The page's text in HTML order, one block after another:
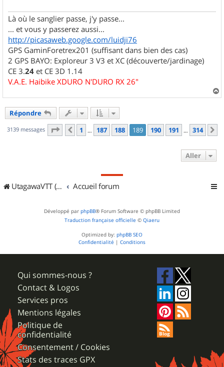
Là où le sanglier passe, j'y passe...
... et vous y passerez aussi...
http://picasaweb.google.com/luidji76
GPS GaminForetrex201 (suffisant dans bien des cas)
2 GPS BAYO: Exploreur 3 V3 et XC (découverte/jardinage)
CE 3.24 et CE 3D 1.14
V.A.E. Haibike XDURO N'DURO RX 26"
a
Répondre
3139 messages Page 189 sur314
Précédent
1 … 187 188 189 190 191 … 314
Aller
UtagawaVTT (Randos VTT et VTTAE avec traces GPS) Accueil forum
Développé par phpBB® Forum Software © phpBB Limited
Traduction française officielle © Qiaeru
Optimized by: phpBB SEO
Confidentialité | Conditions
Qui sommes-nous ?
Contact & Logos
Services pros
Mentions légales
Politique de
confidentialité
Consentement / Cookies
Stats des traces GPX